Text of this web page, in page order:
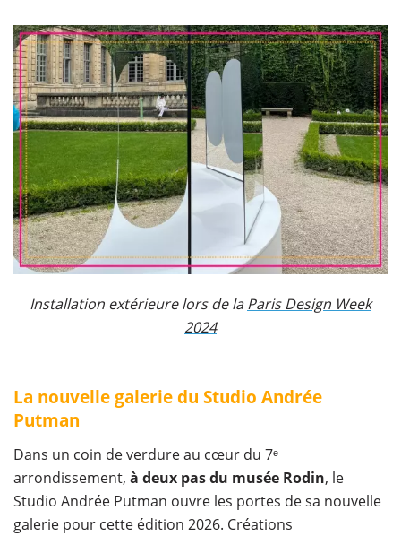
Installation extérieure lors de laParis Design Week
2024
​La nouvelle galerie du Studio Andrée
Putman
Dans un coin de verdure au cœur du 7ᵉ
arrondissement, à deux pas du musée Rodin, le
Studio Andrée Putman ouvre les portes de sa nouvelle
galerie pour cette édition 2026. Créations